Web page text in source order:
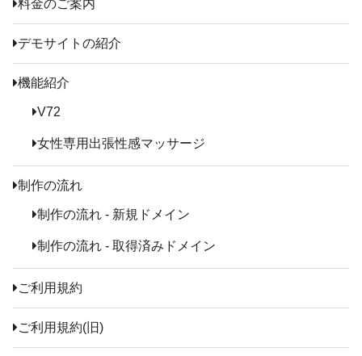
料金のご案内
デモサイトの紹介
機能紹介
V72
女性専用出張性感マッサージ
制作の流れ
制作の流れ - 新規ドメイン
制作の流れ - 取得済みドメイン
ご利用規約
ご利用規約(旧)